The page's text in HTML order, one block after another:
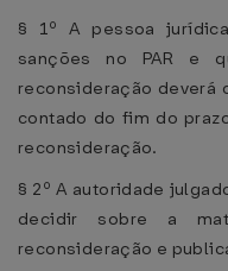
§ 1º A pessoa
sanções no PAR e
reconsideração deverá
contado do fim do
reconsideração.
§ 2º A autoridade
decidir sobre a
reconsideração e